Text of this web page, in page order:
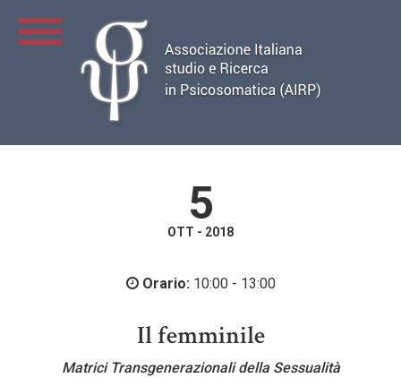
5
OTT - 2018
Orario:10:00 - 13:00
Il femminile
Matrici Transgenerazionali della Sessualità